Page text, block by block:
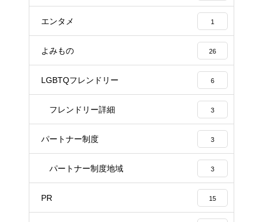
エンタメ 1
よみもの 26
LGBTQフレンドリー 6
フレンドリー詳細 3
パートナー制度 3
パートナー制度地域 3
PR 15